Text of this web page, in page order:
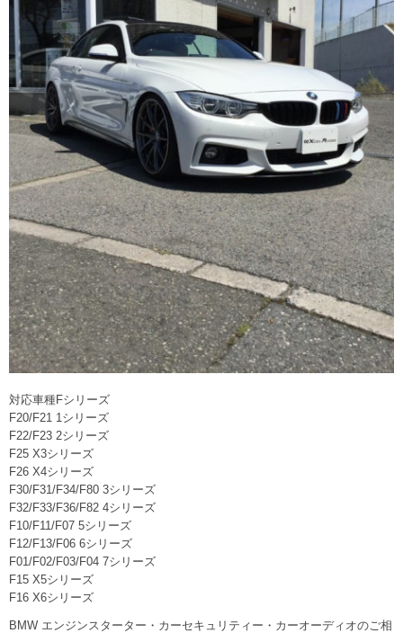
対応車種Fシリーズ
F20/F21 1シリーズ
F22/F23 2シリーズ
F25 X3シリーズ
F26 X4シリーズ
F30/F31/F34/F80 3シリーズ
F32/F33/F36/F82 4シリーズ
F10/F11/F07 5シリーズ
F12/F13/F06 6シリーズ
F01/F02/F03/F04 7シリーズ
F15 X5シリーズ
F16 X6シリーズ
BMW エンジンスターター・カーセキュリティー・カーオーディオのご相